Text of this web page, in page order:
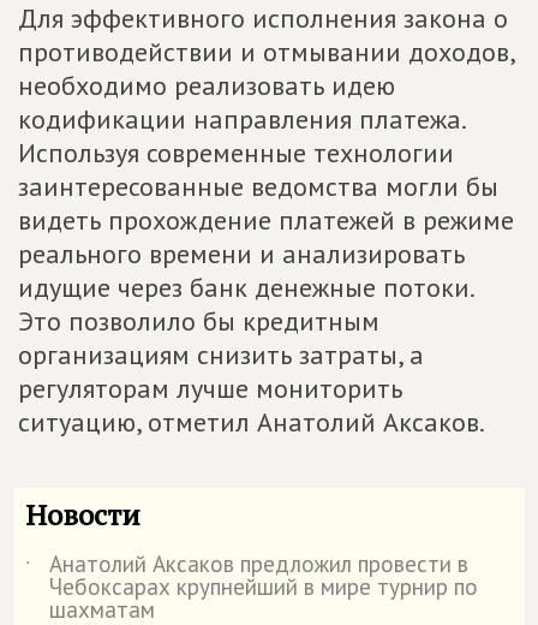
Для эффективного исполнения закона о
противодействии и отмывании доходов,
необходимо реализовать идею
кодификации направления платежа.
Используя современные технологии
заинтересованные ведомства могли бы
видеть прохождение платежей в режиме
реального времени и анализировать
идущие через банк денежные потоки.
Это позволило бы кредитным
организациям снизить затраты, а
регуляторам лучше мониторить
ситуацию, отметил Анатолий Аксаков.
Новости
˙ Анатолий Аксаков предложил провести в
Чебоксарах крупнейший в мире турнир по
шахматам